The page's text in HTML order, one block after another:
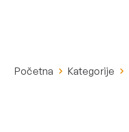
Početna Kategorije